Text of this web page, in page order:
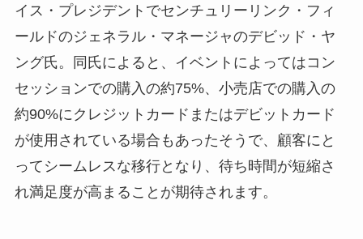
イス・プレジデントでセンチュリーリンク・フィ
ールドのジェネラル・マネージャのデビッド・ヤ
ング氏。同氏によると、イベントによってはコン
セッションでの購入の約75%、小売店での購入の
約90%にクレジットカードまたはデビットカード
が使用されている場合もあったそうで、顧客にと
ってシームレスな移行となり、待ち時間が短縮さ
れ満足度が高まることが期待されます。